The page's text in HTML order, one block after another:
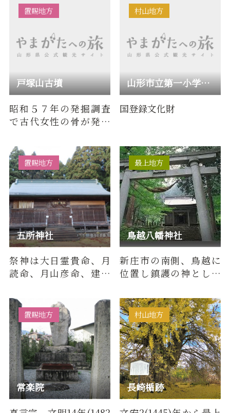
す。はじ…
されて…
戸塚山古墳
置賜地方
昭和５７年の発掘調査
で古代女性の骨が発見
呼」と注目を浴び
た。 戸塚山は…
山形市立第一小学校旧校舎
村山地方
国登録文化財
五所神社
置賜地方
祭神は大日霊貴命、月
読命、月山彦命、建御
年、当麻秀則が源義家
の命によ…
鳥越八幡神社
最上地方
新庄市の南側、鳥越に
位置し鎮護の神として
社。棟札によると本殿
は寛永15…
常楽院
置賜地方
長崎楯跡
村山地方